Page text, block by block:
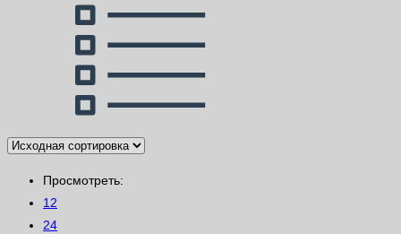
Просмотреть:
12
24